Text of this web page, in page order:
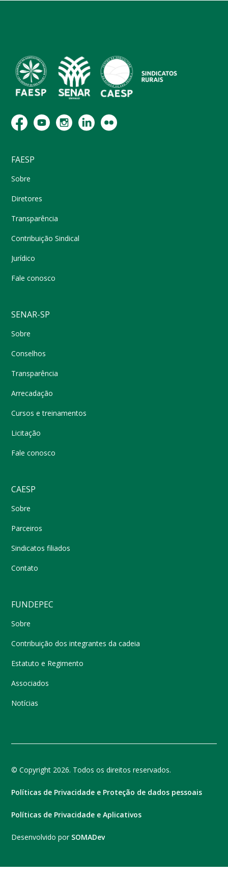
FAESP
Sobre
Diretores
Transparência
Contribuição Sindical
Jurídico
Fale conosco
SENAR-SP
Sobre
Conselhos
Transparência
Arrecadação
Cursos e treinamentos
Licitação
Fale conosco
CAESP
Sobre
Parceiros
Sindicatos filiados
Contato
FUNDEPEC
Sobre
Contribuição dos integrantes da cadeia
Estatuto e Regimento
Associados
Notícias
© Copyright 2026. Todos os direitos reservados.
Políticas de Privacidade e Proteção de dados pessoais
Políticas de Privacidade e Aplicativos
Desenvolvido por SOMADev